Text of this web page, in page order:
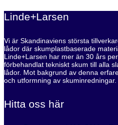
Linde+Larsen
Vi är Skandinaviens största
lådor där skumplastbaserade
Linde+Larsen har mer än 30 års
förbehandlat tekniskt skum till alla
lådor. Mot bakgrund av denna
och utformning av skuminredningar.
Hitta oss här